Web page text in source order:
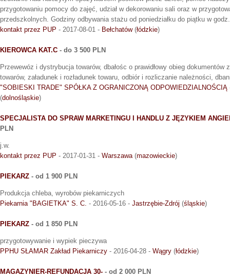
przygotowaniu pomocy do zajęć, udział w dekorowaniu sali oraz w
przedszkolnych. Godziny odbywania stażu od poniedziałku do piątku w
kontakt przez PUP - 2017-08-01 - Bełchatów(łódzkie)
KIEROWCA KAT.C - do 3 500 PLN
Przewewóz i dystrybucja towarów, dbałośc o prawidłowy obieg dokumentów
towarów, załadunek i rozładunek towaru, odbiór i rozliczanie należności,
"SOBIESKI TRADE" SPÓŁKA Z OGRANICZONĄ ODPOWIEDZIALNOŚCIĄ
(dolnośląskie)
SPECJALISTA DO SPRAW MARKETINGU I HANDLU Z JĘZYKIEM
PLN
j.w.
kontakt przez PUP - 2017-01-31 - Warszawa(mazowieckie)
PIEKARZ - od 1 900 PLN
Produkcja chleba, wyrobów piekarniczych
Piekarnia "BAGIETKA" S. C. - 2016-05-16 - Jastrzębie-Zdrój (śląskie)
PIEKARZ - od 1 850 PLN
przygotowywanie i wypiek pieczywa
PPHU SŁAMAR Zakład Piekarniczy - 2016-04-28 - Wągry (łódzkie)
MAGAZYNIER-REFUNDACJA 30- - od 2 000 PLN